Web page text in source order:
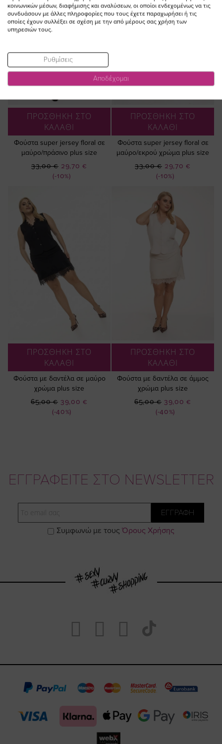
ΠΡΟΣΘΗΚΗ ΣΤΟ
ΚΑΛΑΘΙ
Φούστα super jersey floral σε
μαύρο/πράσινο plus size
(-10%)
Ειδική
Τιμή
29,70 €
33,00 €
ΠΡΟΣΘΗΚΗ ΣΤΟ
ΚΑΛΑΘΙ
Φούστα super jersey floral σε
μαύρο/εκρού χρώμα plus size
(-10%)
Ειδική
Τιμή
29,70 €
33,00 €
ΠΡΟΣΘΗΚΗ ΣΤΟ
ΚΑΛΑΘΙ
Φούστα με δαντέλα σε μαύρο
χρώμα plus size
(-40%)
Ειδική
Τιμή
39,00 €
65,00 €
ΠΡΟΣΘΗΚΗ ΣΤΟ
ΚΑΛΑΘΙ
Φούστα με δαντέλα σε άμμος
χρώμα plus size
(-40%)
Ειδική
Τιμή
39,00 €
65,00 €
ΕΓΓΡΑΦΕΙΤΕ ΣΤΟ NEWSLETTER
ΕΓΓΡΑΦΗ
Συμφωνώ με τους Όρους Χρήσης
Visit
https://
page
Visit
https://
page
Visit
https://
page
our
TikTok
page
κοινωνικών μέσων, διαφήμισης και αναλύσεων, οι οποίοι ενδεχομένως να τις
συνδυάσουν με άλλες πληροφορίες που τους έχετε παραχωρήσει ή τις
οποίες έχουν συλλέξει σε σχέση με την από μέρους σας χρήση των
υπηρεσιών τους.
Ρυθμίσεις
Αποδέχομαι